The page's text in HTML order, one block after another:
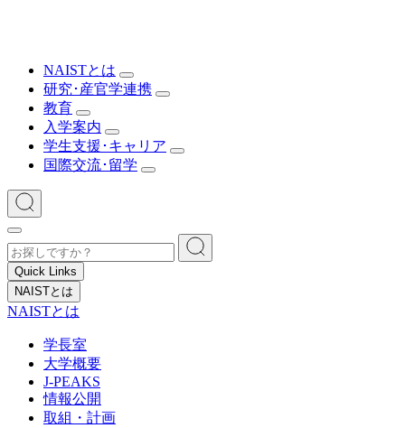
NAISTとは
研究･産官学連携
教育
入学案内
学生支援･キャリア
国際交流･留学
Quick Links
NAISTとは
NAISTとは
学長室
大学概要
J-PEAKS
情報公開
取組・計画